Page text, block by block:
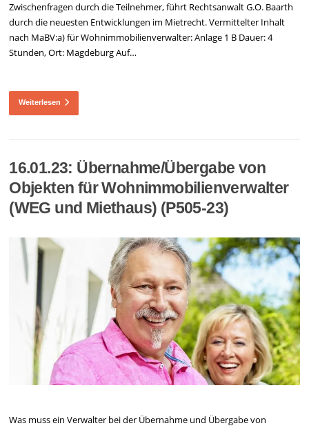
Zwischenfragen durch die Teilnehmer, führt Rechtsanwalt G.O. Baarth
durch die neuesten Entwicklungen im Mietrecht. Vermittelter Inhalt
nach MaBV:a) für Wohnimmobilienverwalter: Anlage 1 B Dauer: 4
Stunden, Ort: Magdeburg Auf…
Weiterlesen
16.01.23: Übernahme/Übergabe von
Objekten für Wohnimmobilienverwalter
(WEG und Miethaus) (P505-23)
Was muss ein Verwalter bei der Übernahme und Übergabe von